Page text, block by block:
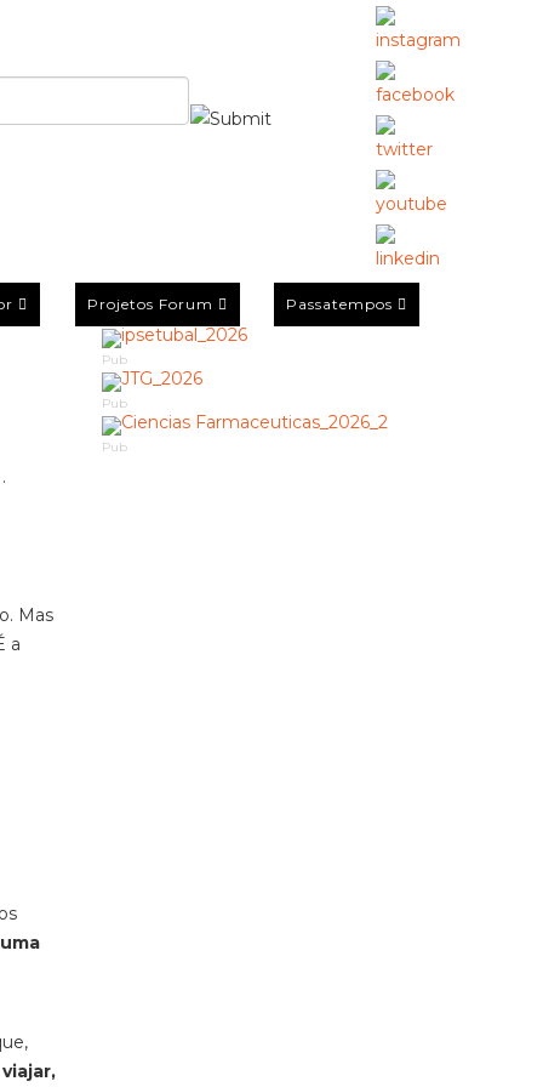
Projetos Forum Passatempos
Mas
a
Pub
Pub
Pub